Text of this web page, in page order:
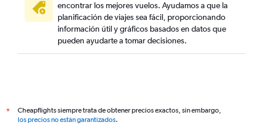
encontrar los mejores vuelos. Ayudamos a que la
planificación de viajes sea fácil, proporcionando
información útil y gráficos basados en datos que
pueden ayudarte a tomar decisiones.
*
Cheapflights siempre trata de obtener precios exactos, sin embargo,
los precios no están garantizados.